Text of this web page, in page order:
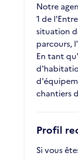
Notre
1 de
situation
parcours,
En tant
chantiers
Profil
Si vous